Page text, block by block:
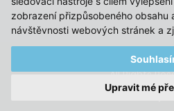
zobrazení přizpůsobeného obsahu
návštěvnosti webových stránek a
Upravit mé
© 2021-2026,
All Rights
Created by